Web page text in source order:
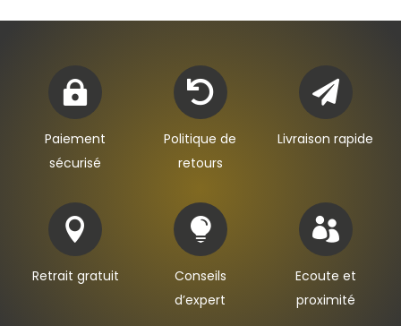

Paiement
sécurisé

Politique de
retours

Livraison rapide

Retrait gratuit

Conseils
d’expert

Ecoute et
proximité